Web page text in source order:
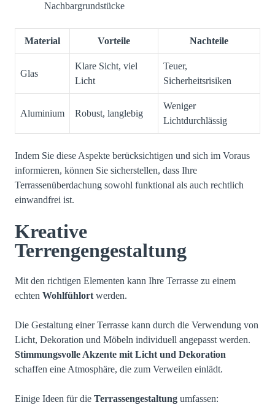
Nachbargrundstücke
Material Vorteile Nachteile
Glas
Klare Sicht, viel
Licht
Teuer,
Sicherheitsrisiken
Aluminium Robust, langlebig
Weniger
Lichtdurchlässig
Indem Sie diese Aspekte berücksichtigen und sich im Voraus
informieren, können Sie sicherstellen, dass Ihre
Terrassenüberdachung sowohl funktional als auch rechtlich
einwandfrei ist.
Kreative
Terrengengestaltung
Mit den richtigen Elementen kann Ihre Terrasse zu einem
echten Wohlfühlortwerden.
Die Gestaltung einer Terrasse kann durch die Verwendung von
Licht, Dekoration und Möbeln individuell angepasst werden.
Stimmungsvolle Akzente mit Licht und Dekoration
schaffen eine Atmosphäre, die zum Verweilen einlädt.
Einige Ideen für die Terrassengestaltung umfassen: